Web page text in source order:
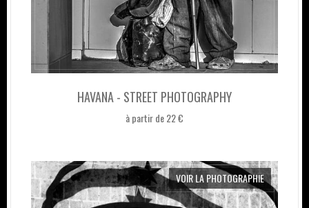
HAVANA - STREET PHOTOGRAPHY
à partir de 22 €
VOIR LA PHOTOGRAPHIE